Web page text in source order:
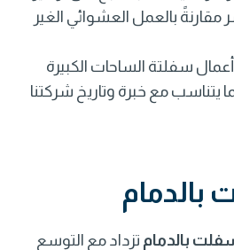
بالعمل العشوائي الغير
سفلتة الساحات الكبيرة
يتناسب مع خبرة وتاريخ شركتنا
بالدمام
بالدمام تزداد مع التوسع